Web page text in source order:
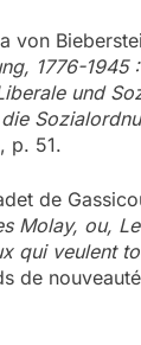
von
1776-1945
und
p. 51.
de
Molay, ou,
qui veulent
de